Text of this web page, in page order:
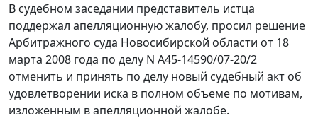
В судебном заседании представитель истца
поддержал апелляционную жалобу, просил решение
Арбитражного суда Новосибирской области от 18
марта 2008 года по делу N А45-14590/07-20/2
отменить и принять по делу новый судебный акт об
удовлетворении иска в полном объеме по мотивам,
изложенным в апелляционной жалобе.